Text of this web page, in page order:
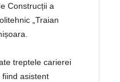
Construcții a
„Traian
treptele carierei
fiind asistent